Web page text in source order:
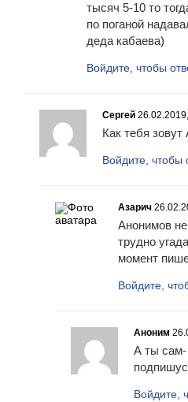
тысяч 5-10 то
по поганой
деда кабаева)
Войдите, чтобы
Сергей
Как тебя
Войдите, чтобы
Азарич
Анонимов
трудно
момент
Войдите,
Аноним
А ты сам-
Войдите,